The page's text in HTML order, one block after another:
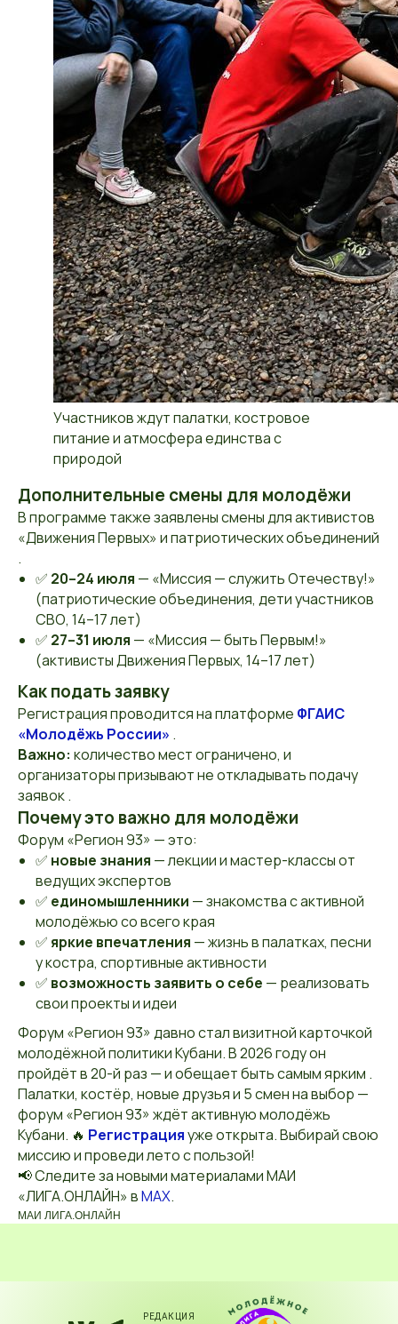
Участников ждут палатки, костровое
питание и атмосфера единства с
природой
Дополнительные смены для молодёжи
В программе также заявлены смены для активистов
«Движения Первых» и патриотических объединений
.
✅ 20–24 июля — «Миссия — служить Отечеству!»
(патриотические объединения, дети участников
СВО, 14–17 лет)
✅ 27–31 июля — «Миссия — быть Первым!»
(активисты Движения Первых, 14–17 лет)
Как подать заявку
Регистрация проводится на платформе ФГАИС
«Молодёжь России» .
Важно: количество мест ограничено, и
организаторы призывают не откладывать подачу
заявок .
Почему это важно для молодёжи
Форум «Регион 93» — это:
✅ новые знания — лекции и мастер-классы от
ведущих экспертов
✅ единомышленники — знакомства с активной
молодёжью со всего края
✅ яркие впечатления — жизнь в палатках, песни
у костра, спортивные активности
✅ возможность заявить о себе — реализовать
свои проекты и идеи
Форум «Регион 93» давно стал визитной карточкой
молодёжной политики Кубани. В 2026 году он
пройдёт в 20-й раз — и обещает быть самым ярким .
Палатки, костёр, новые друзья и 5 смен на выбор —
форум «Регион 93» ждёт активную молодёжь
Кубани. 🔥 Регистрацияуже открыта. Выбирай свою
миссию и проведи лето с пользой!
📢 Следите за новыми материалами МАИ
«ЛИГА.ОНЛАЙН» вMAX.
МАИ ЛИГА.ОНЛАЙН
РЕДАКЦИЯ